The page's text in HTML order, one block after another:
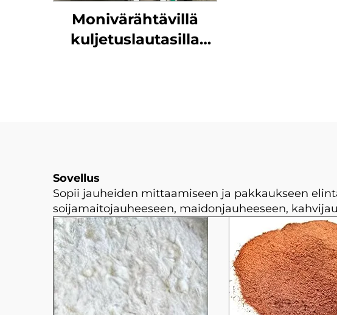
Monivärähtävillä
kuljetuslautasilla
Sovellus
Sopii jauheiden mittaamiseen ja pakkaukseen
soijamaitojauheeseen, maidonjauheeseen,